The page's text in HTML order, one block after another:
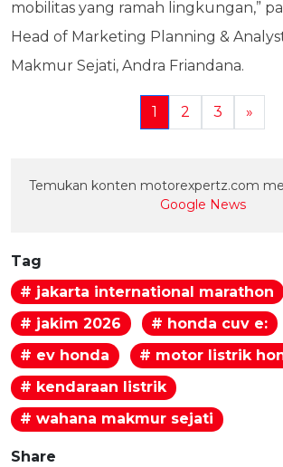
mobilitas yang ramah lingkungan,”
Head of Marketing Planning &
Makmur Sejati, Andra Friandana.
1 2 3 »
Temukan konten motorexpertz.com
Google News
Tag
# jakarta international marathon
# jakim 2026
# honda cuv e:
# ev honda
# motor listrik
# kendaraan listrik
# wahana makmur sejati
Share